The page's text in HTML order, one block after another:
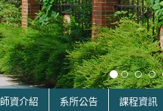
師資介紹 系所公告 課程資訊